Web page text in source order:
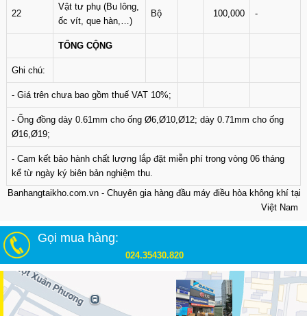
22
Vật tư phụ (Bu lông,
ốc vít, que hàn,…)
Bộ 100,000 -
TỔNG CỘNG
Ghi chú:
- Giá trên chưa bao gồm thuế VAT 10%;
- Ống đồng dày 0.61mm cho ống Ø6,Ø10,Ø12; dày 0.71mm cho ống
Ø16,Ø19;
- Cam kết bảo hành chất lượng lắp đặt miễn phí trong vòng 06 tháng
kể từ ngày ký biên bản nghiệm thu.
Banhangtaikho.com.vn - Chuyên gia hàng đầu máy điều hòa không khí tại
Việt Nam
Gọi mua hàng:
024.35430.820